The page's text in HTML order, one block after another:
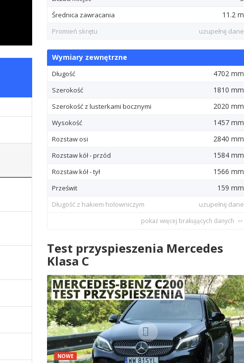
Średnica zawracania 11.2 m
Promień skrętu uzupełnij dane
Wymiary zewnętrzne
Długość 4702 mm
Szerokość 1810 mm
Szerokość z lusterkami bocznymi 2020 mm
Wysokość 1457 mm
Rozstaw osi 2840 mm
Rozstaw kół - przód 1584 mm
Rozstaw kół - tył 1566 mm
Prześwit 159 mm
Długość z hakiem holowniczym uzupełnij dane
pokaż więcej brakujących danych
Test przyspieszenia Mercedes
Klasa C
NOWE